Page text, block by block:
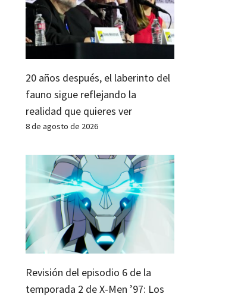
20 años después, el laberinto del
fauno sigue reflejando la
realidad que quieres ver
8 de agosto de 2026
Revisión del episodio 6 de la
temporada 2 de X-Men ’97: Los